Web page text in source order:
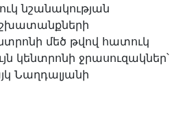
նշանակության
մեծ թվով հատուկ
կենտրոնի ջրասուզակներ՝
Նաղդալյանի